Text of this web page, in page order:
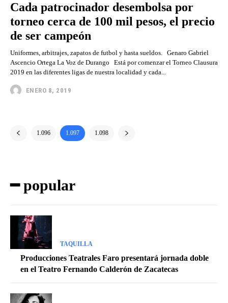
Cada patrocinador desembolsa por
torneo cerca de 100 mil pesos, el precio
de ser campeón
Uniformes, arbitrajes, zapatos de futbol y hasta sueldos. Genaro Gabriel
Ascencio Ortega La Voz de Durango Está por comenzar el Torneo Clausura
2019 en las diferentes ligas de nuestra localidad y cada...
ENERO 8, 2019
1.096 1.097 1.098
━ popular
TAQUILLA
Producciones Teatrales Faro presentará jornada doble
en el Teatro Fernando Calderón de Zacatecas